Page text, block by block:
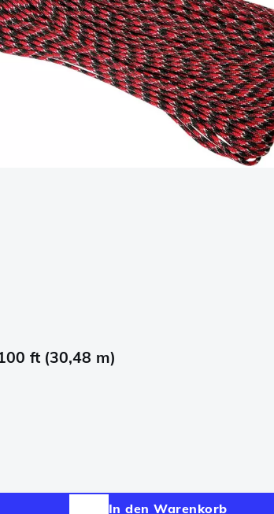
ft (30,48 m)
In den Warenkorb